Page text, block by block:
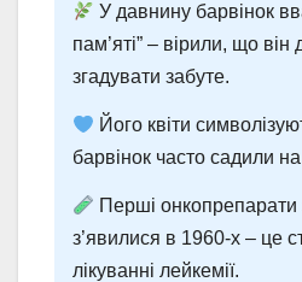
У давнину барвінок
пам’яті” – вірили, що він
згадувати забуте.
Його квіти
барвінок часто садили
Перші онкопрепарати
з’явилися в 1960-х – це
лікуванні лейкемії.